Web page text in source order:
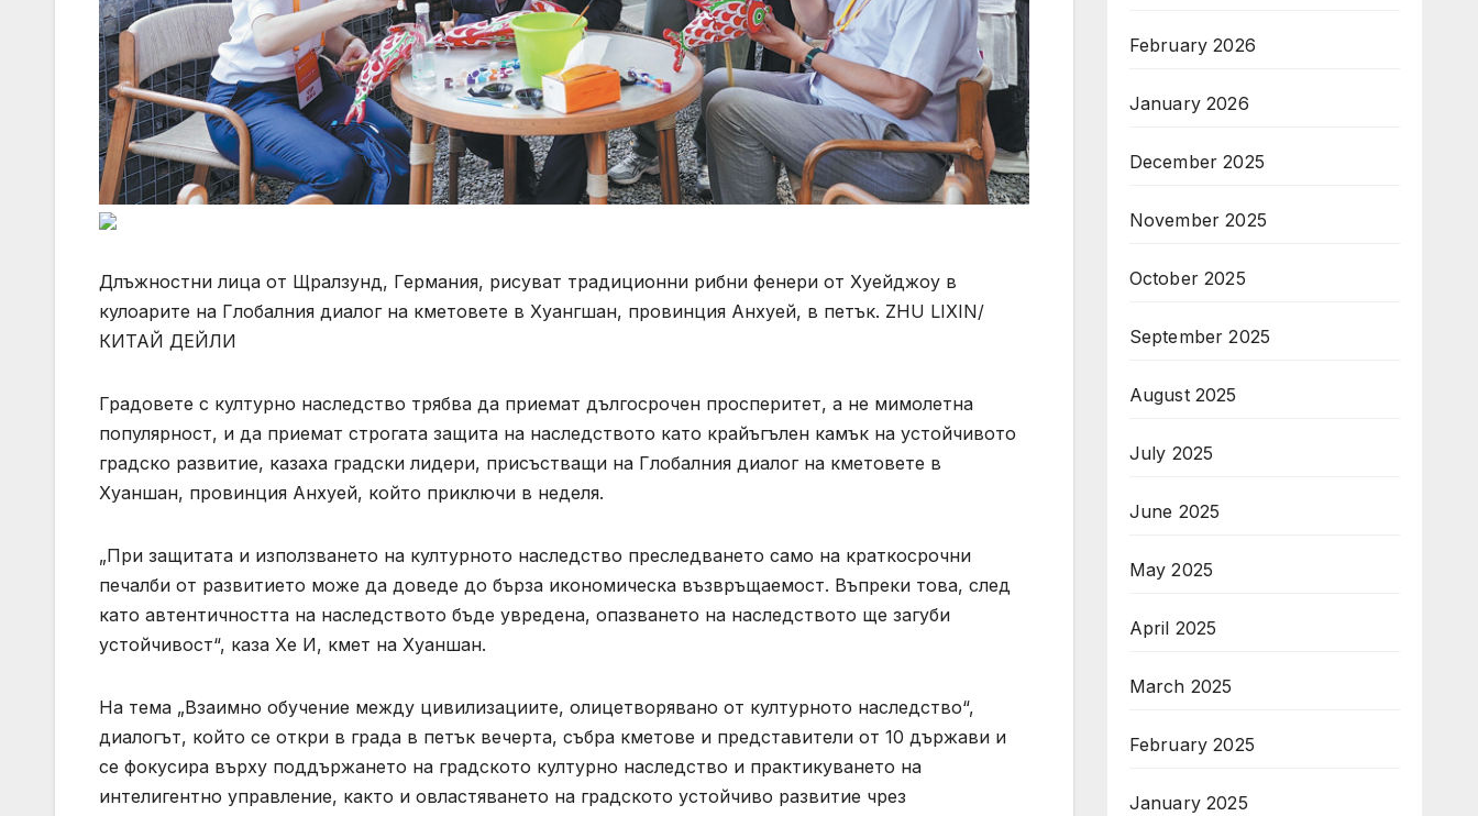
Длъжностни лица от Щралзунд, Германия, рисуват традиционни рибни фенери от Хуейджоу в
кулоарите на Глобалния диалог на кметовете в Хуангшан, провинция Анхуей, в петък. ZHU LIXIN/
КИТАЙ ДЕЙЛИ
Градовете с културно наследство трябва да приемат дългосрочен просперитет, а не мимолетна
популярност, и да приемат строгата защита на наследството като крайъгълен камък на устойчивото
градско развитие, казаха градски лидери, присъстващи на Глобалния диалог на кметовете в
Хуаншан, провинция Анхуей, който приключи в неделя.
„При защитата и използването на културното наследство преследването само на краткосрочни
печалби от развитието може да доведе до бърза икономическа възвръщаемост. Въпреки това, след
като автентичността на наследството бъде увредена, опазването на наследството ще загуби
устойчивост“, каза Хе И, кмет на Хуаншан.
На тема „Взаимно обучение между цивилизациите, олицетворявано от културното наследство“,
диалогът, който се откри в града в петък вечерта, събра кметове и представители от 10 държави и
се фокусира върху поддържането на градското културно наследство и практикуването на
интелигентно управление, както и овластяването на градското устойчиво развитие чрез
February 2026
January 2026
December 2025
November 2025
October 2025
September 2025
August 2025
July 2025
June 2025
May 2025
April 2025
March 2025
February 2025
January 2025